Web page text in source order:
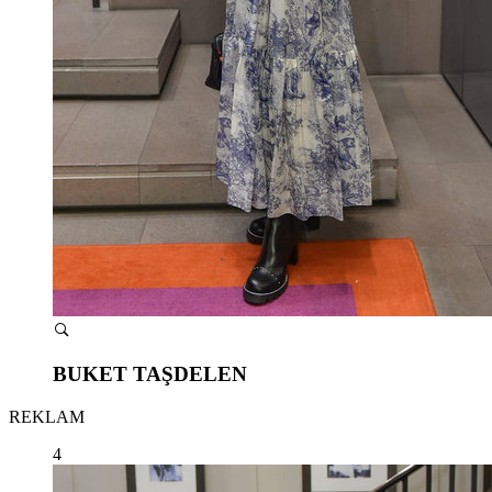
BUKET TAŞDELEN
REKLAM
4